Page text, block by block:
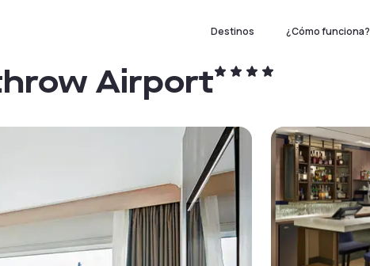
Destinos ¿Cómo funciona?
Airport